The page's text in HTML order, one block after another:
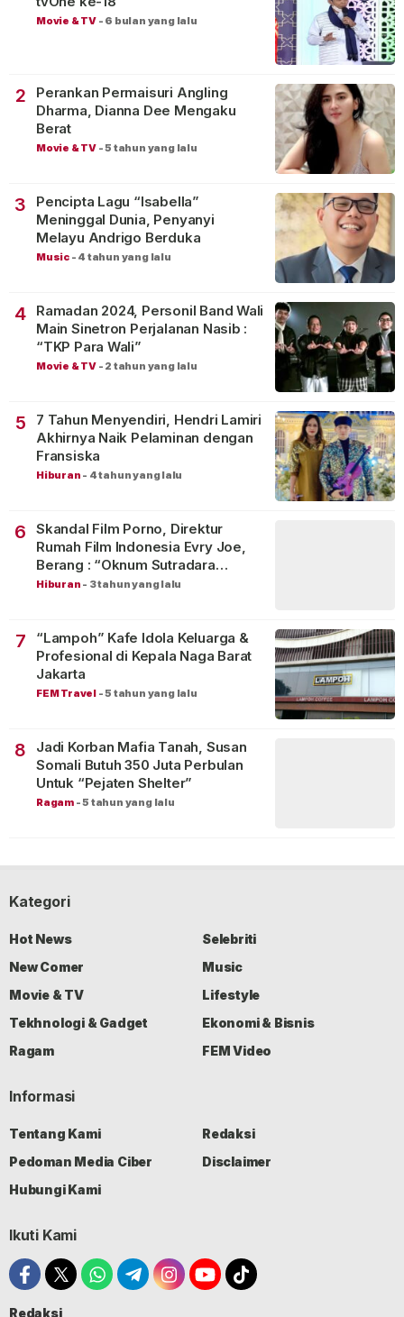
Movie & TV - 6 bulan yang lalu
2
Perankan Permaisuri Angling
Dharma, Dianna Dee Mengaku
Berat
Movie & TV -5 tahun yang lalu
3
Pencipta Lagu “Isabella”
Meninggal Dunia, Penyanyi
Melayu Andrigo Berduka
Music - 4 tahun yang lalu
4
Ramadan 2024, Personil Band Wali
Main Sinetron Perjalanan Nasib :
“TKP Para Wali”
Movie & TV - 2 tahun yang lalu
5
7 Tahun Menyendiri, Hendri Lamiri
Akhirnya Naik Pelaminan dengan
Fransiska
Hiburan - 4 tahun yang lalu
6
Skandal Film Porno, Direktur
Rumah Film Indonesia Evry Joe,
Berang : “Oknum Sutradara
Merusak Perfilman Indonesia”!
Hiburan - 3 tahun yang lalu
7
“Lampoh” Kafe Idola Keluarga &
Profesional di Kepala Naga Barat
Jakarta
FEM Travel -5 tahun yang lalu
8
Jadi Korban Mafia Tanah, Susan
Somali Butuh 350 Juta Perbulan
Untuk “Pejaten Shelter”
Ragam -5 tahun yang lalu
Kategori
Hot News
Selebriti
New Comer
Music
Movie & TV
Lifestyle
Tekhnologi & Gadget
Ekonomi & Bisnis
Ragam
FEM Video
Informasi
Tentang Kami
Redaksi
Pedoman Media Ciber
Disclaimer
Hubungi Kami
Ikuti Kami
Redaksi